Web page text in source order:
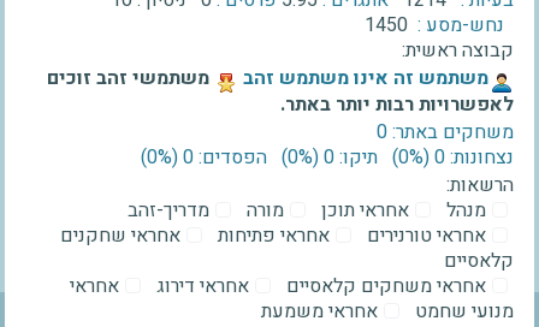
נחש-מסע : 1450
קבוצה ראשית:
‫משתמש זה אינו משתמש זהב‬
משתמשי זהב זוכים
לאפשרויות רבות יותר באתר.
משחקים באתר: 0
נצחונות: 0 ‫(0%)‬
תיקו: 0 ‫(0%)‬
הפסדים: 0 ‫(0%)‬
הרשאות:
מנהל
אחראי תוכן מורה
מדריך-זהב
אחראי טורנירים
אחראי פתיחות
אחראי שחקנים
קלאסיים
אחראי משחקים קלאסיים
אחראי דירוג
אחראי
מנועי שחמט
אחראי משמעת